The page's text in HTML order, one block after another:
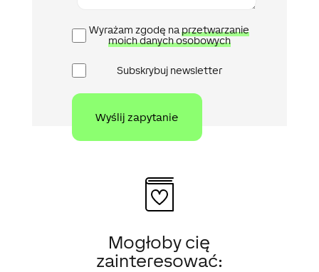
Polityka
prywatności
Wyrażam zgodę naprzetwarzanie
moich danych osobowych
Newsletter
Subskrybuj newsletter
Mogłoby cię
zainteresować: